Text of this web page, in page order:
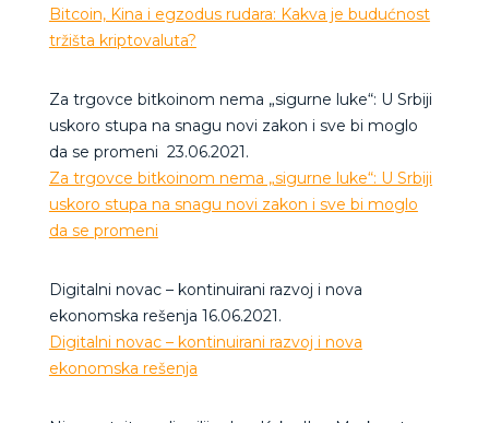
Bitcoin, Kina i egzodus rudara: Kakva je budućnost
tržišta kriptovaluta?
Za trgovce bitkoinom nema „sigurne luke“: U Srbiji
uskoro stupa na snagu novi zakon i sve bi moglo
da se promeni 23.06.2021.
Za trgovce bitkoinom nema „sigurne luke“: U Srbiji
uskoro stupa na snagu novi zakon i sve bi moglo
da se promeni
Digitalni novac – kontinuirani razvoj i nova
ekonomska rešenja 16.06.2021.
Digitalni novac – kontinuirani razvoj i nova
ekonomska rešenja